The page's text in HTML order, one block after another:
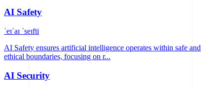
AI Safety
ˈeɪˈaɪ ˈseɪfti
AI Safety ensures artificial intelligence operates within safe and
ethical boundaries, focusing on r...
AI Security